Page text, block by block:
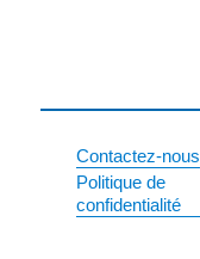
Contactez-nous
Politique de
confidentialité